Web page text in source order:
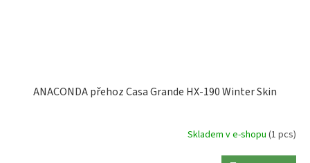
ANACONDA přehoz Casa Grande HX-190 Winter Skin
Skladem v e-shopu (1 pcs)